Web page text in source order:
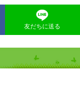
友だちに送る